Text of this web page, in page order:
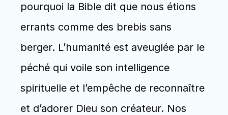
pourquoi la Bible dit que nous étions
errants comme des brebis sans
berger. L’humanité est aveuglée par le
péché qui voile son intelligence
spirituelle et l’empêche de reconnaître
et d’adorer Dieu son créateur. Nos